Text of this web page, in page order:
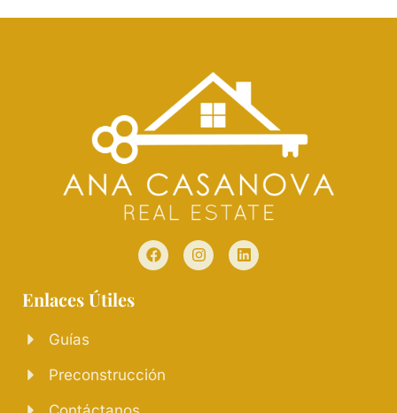
Enlaces Útiles
Guías
Preconstrucción